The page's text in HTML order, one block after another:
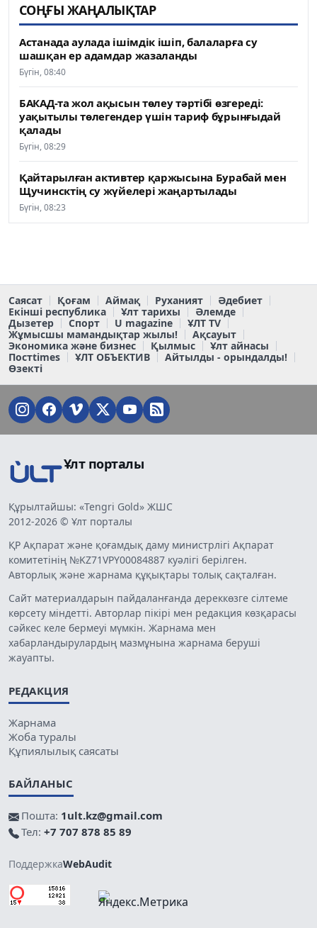
СОҢҒЫ ЖАҢАЛЫҚТАР
Астанада аулада ішімдік ішіп, балаларға су
шашқан ер адамдар жазаланды
Бүгін, 08:40
БАКАД-та жол ақысын төлеу тәртібі өзгереді:
уақытылы төлегендер үшін тариф бұрынғыдай
қалады
Бүгін, 08:29
Қайтарылған активтер қаржысына Бурабай мен
Щучинсктің су жүйелері жаңартылады
Бүгін, 08:23
Саясат Қоғам Аймақ Руханият
Әдебиет
Екінші республика
Ұлт тарихы
Әлемде
Дызетер
Спорт U magazine
ҰЛТ TV
Жұмысшы мамандықтар жылы!
Ақсауыт
Экономика және бизнес
Қылмыс
Ұлт айнасы
Постtimes
ҰЛТ ОБЪЕКТИВ
Айтылды - орындалды!
Өзекті
Ұлт порталы
Құрылтайшы: «Tengri Gold» ЖШС
2012-2026 © Ұлт порталы
ҚР Ақпарат және қоғамдық даму министрлігі Ақпарат
комитетінің №KZ71VPY00084887 куәлігі берілген.
Авторлық және жарнама құқықтары толық сақталған.
Сайт материалдарын пайдаланғанда дереккөзге сілтеме
көрсету міндетті. Авторлар пікірі мен редакция көзқарасы
сәйкес келе бермеуі мүмкін. Жарнама мен
хабарландырулардың мазмұнына жарнама беруші
жауапты.
РЕДАКЦИЯ
Жарнама
Жоба туралы
Құпиялылық саясаты
БАЙЛАНЫС
Пошта: 1ult.kz@gmail.com
Тел: +7 707 878 85 89
ПоддержкаWebAudit